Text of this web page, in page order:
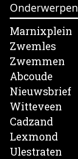
Onderwerpen
Marnixplein
Zwemles
Zwemmen
Abcoude
Nieuwsbrief
Witteveen
Cadzand
Lexmond
Ulestraten